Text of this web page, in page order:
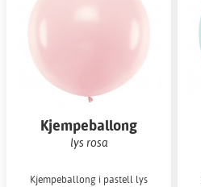
Kjempeballong
ensfarget
lys rosa
Kjempeballong i pastell lys